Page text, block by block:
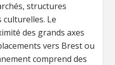
structures
Le
des grands axes
vers Brest ou
comprend des